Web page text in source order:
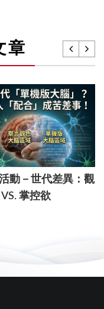
章
動－世代差異：觀
掌控欲